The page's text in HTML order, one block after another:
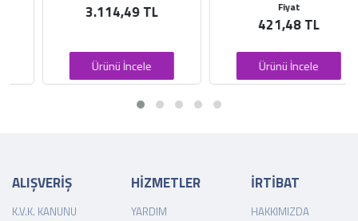
3.114,49 TL
Ürünü İncele
421,48 TL
Ürünü İncele
ALIŞVERİŞ
K.V.K. KANUNU
HİZMETLER
YARDIM
İRTİBAT
HAKKIMIZDA